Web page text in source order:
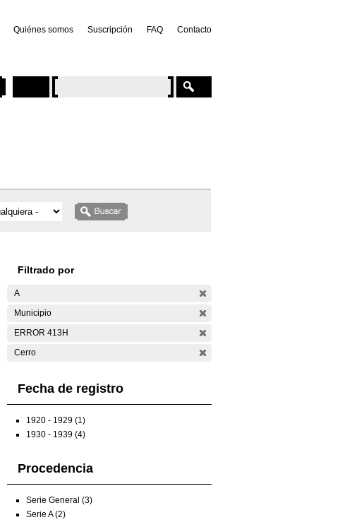
Quiénes somos Suscripción FAQ Contacto
Filtrado por
A
Municipio
ERROR 413H
Cerro
Fecha de registro
1920 - 1929 (1)
1930 - 1939 (4)
Procedencia
Serie General (3)
Serie A (2)